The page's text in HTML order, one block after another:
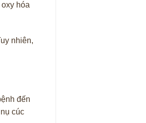
hóa
nhiên,
đến
cúc